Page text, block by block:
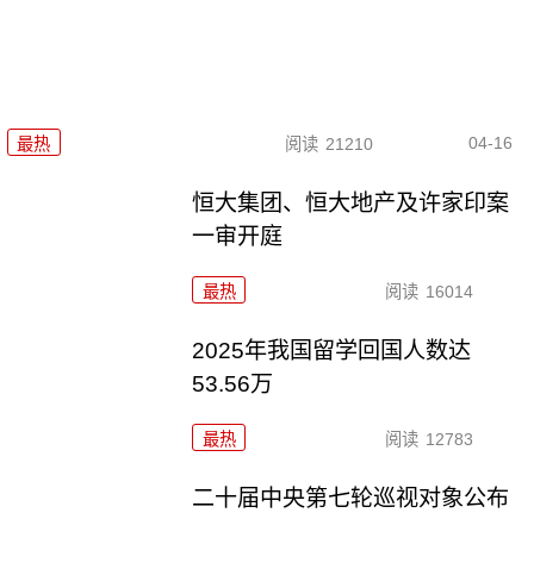
最热 阅读 21210 04-16
恒大集团、恒大地产及许家印案
一审开庭
最热 阅读 16014
2025年我国留学回国人数达
53.56万
最热 阅读 12783
二十届中央第七轮巡视对象公布